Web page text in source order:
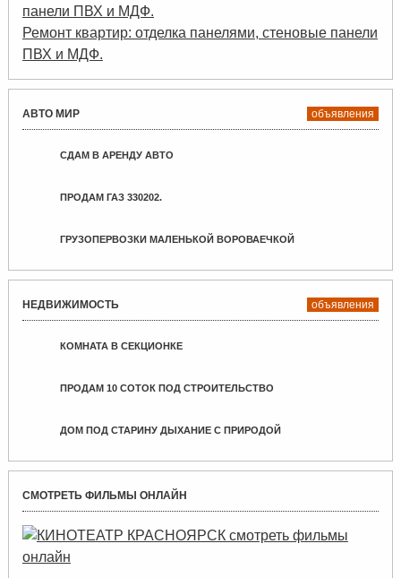
Ремонт квартир: отделка панелями, стеновые панели
ПВХ и МДФ.
АВТО МИР объявления
СДАМ В АРЕНДУ АВТО
ПРОДАМ ГАЗ 330202.
ГРУЗОПЕРВОЗКИ МАЛЕНЬКОЙ ВОРОВАЕЧКОЙ
НЕДВИЖИМОСТЬ объявления
КОМНАТА В СЕКЦИОНКЕ
ПРОДАМ 10 СОТОК ПОД СТРОИТЕЛЬСТВО
ДОМ ПОД СТАРИНУ ДЫХАНИЕ С ПРИРОДОЙ
СМОТРЕТЬ ФИЛЬМЫ ОНЛАЙН